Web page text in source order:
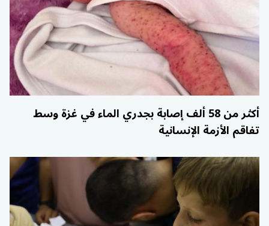
أكثر من 58 ألف إصابة بجدري الماء في غزة وسط
تفاقم الأزمة الإنسانية